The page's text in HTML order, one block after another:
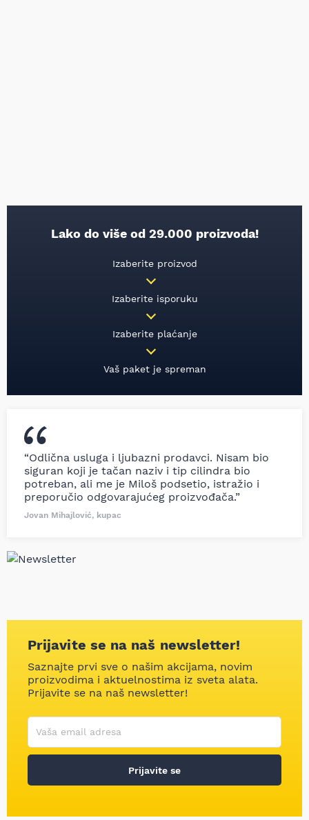
Lako do više od 29.000 proizvoda!
Izaberite proizvod
Izaberite isporuku
Izaberite plaćanje
Vaš paket je spreman
“Odlična usluga i ljubazni prodavci. Nisam bio
siguran koji je tačan naziv i tip cilindra bio
potreban, ali me je Miloš podsetio, istražio i
preporučio odgovarajućeg proizvođača.”
Jovan Mihajlović, kupac
Prijavite se na naš newsletter!
Saznajte prvi sve o našim akcijama, novim
proizvodima i aktuelnostima iz sveta alata.
Prijavite se na naš newsletter!
Korisničko ime
Vaša email adresa
Prijavite se